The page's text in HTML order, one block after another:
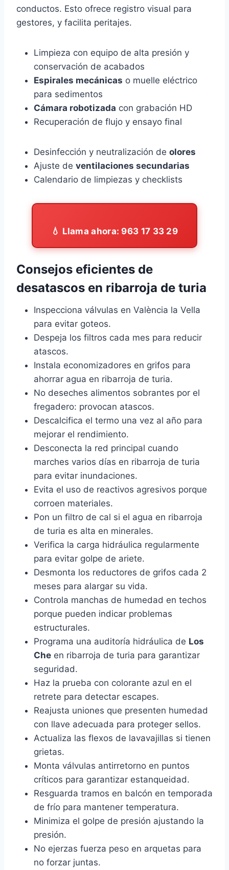
conductos. Esto ofrece registro visual para
gestores, y facilita peritajes.
Limpieza con equipo de alta presión y
conservación de acabados
Espirales mecánicas o muelle eléctrico
para sedimentos
Cámara robotizada con grabación HD
Recuperación de flujo y ensayo final
Desinfección y neutralización de olores
Ajuste de ventilaciones secundarias
Calendario de limpiezas y checklists
💧 Llama ahora: 963 17 33 29
Consejos eficientes de
desatascos en ribarroja de turia
Inspecciona válvulas en València la Vella
para evitar goteos.
Despeja los filtros cada mes para reducir
atascos.
Instala economizadores en grifos para
ahorrar agua en ribarroja de turia.
No deseches alimentos sobrantes por el
fregadero: provocan atascos.
Descalcifica el termo una vez al año para
mejorar el rendimiento.
Desconecta la red principal cuando
marches varios días en ribarroja de turia
para evitar inundaciones.
Evita el uso de reactivos agresivos porque
corroen materiales.
Pon un filtro de cal si el agua en ribarroja
de turia es alta en minerales.
Verifica la carga hidráulica regularmente
para evitar golpe de ariete.
Desmonta los reductores de grifos cada 2
meses para alargar su vida.
Controla manchas de humedad en techos
porque pueden indicar problemas
estructurales.
Programa una auditoría hidráulica de Los
Che en ribarroja de turia para garantizar
seguridad.
Haz la prueba con colorante azul en el
retrete para detectar escapes.
Reajusta uniones que presenten humedad
con llave adecuada para proteger sellos.
Actualiza las flexos de lavavajillas si tienen
grietas.
Monta válvulas antirretorno en puntos
críticos para garantizar estanqueidad.
Resguarda tramos en balcón en temporada
de frío para mantener temperatura.
Minimiza el golpe de presión ajustando la
presión.
No ejerzas fuerza peso en arquetas para
no forzar juntas.